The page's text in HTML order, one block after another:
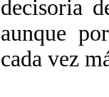
decisoria
aunque
cada vez